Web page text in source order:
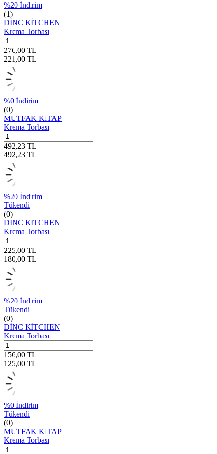
%20 İndirim
(1)
DİNC KİTCHEN
Krema Torbası
276,00 TL
221,00 TL
%0 İndirim
(0)
MUTFAK KİTAP
Krema Torbası
492,23 TL
492,23 TL
%20 İndirim
Tükendi
(0)
DİNC KİTCHEN
Krema Torbası
225,00 TL
180,00 TL
%20 İndirim
Tükendi
(0)
DİNC KİTCHEN
Krema Torbası
156,00 TL
125,00 TL
%0 İndirim
Tükendi
(0)
MUTFAK KİTAP
Krema Torbası